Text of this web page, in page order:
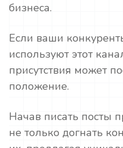
бизнеса.
Если ваши
используют этот
присутствия может
положение.
Начав писать посты
не только догнать